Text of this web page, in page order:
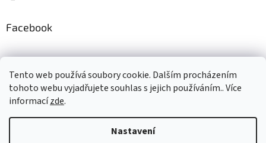
Tento web používá soubory cookie. Dalším procházením
tohoto webu vyjadřujete souhlas s jejich používáním.. Více
informacízde.
Nastavení
Facebook
Instagram